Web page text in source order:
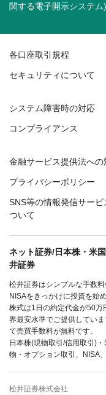
関する電子開示システム)
各口座取引規程
セキュリティについて
システム障害時の対応
コンプライアンス
金融サービス提供法への
プライバシーポリシー
SNS等の情報発信サービ
ついて
ネット証券/日本株・米
井証券
松井証券はシンプルな手数
NISAをきっかけに投資を始
株式は1日の約定代金が50
界最安水準でご提供してい
て売買手数料が無料です。
日本株(現物取引/信用取引)
物・オプション取引、NISA
松井証券株式会社